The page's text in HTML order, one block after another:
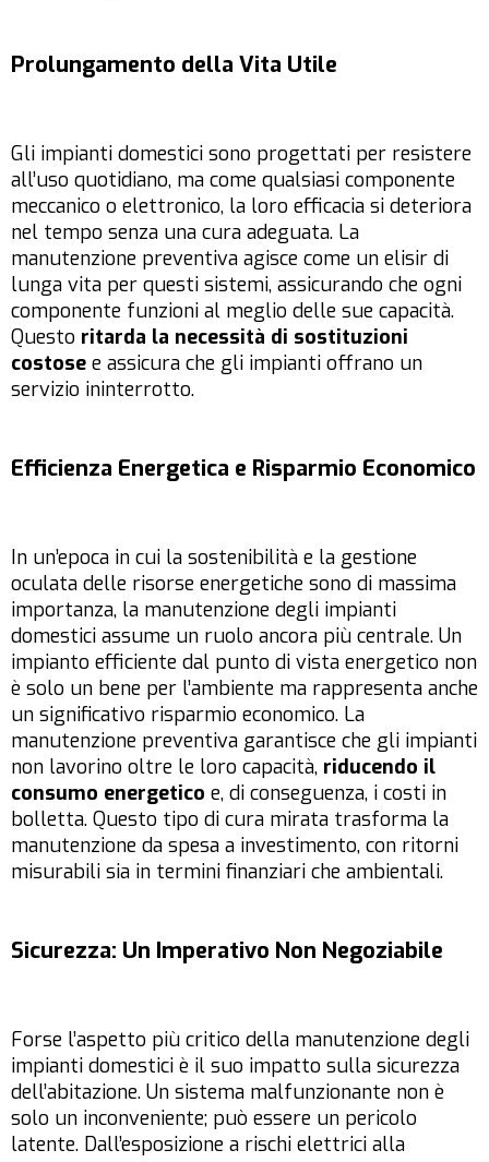
Prolungamento della Vita Utile
Gli impianti domestici sono progettati per resistere
all’uso quotidiano, ma come qualsiasi componente
meccanico o elettronico, la loro efficacia si deteriora
nel tempo senza una cura adeguata. La
manutenzione preventiva agisce come un elisir di
lunga vita per questi sistemi, assicurando che ogni
componente funzioni al meglio delle sue capacità.
Questo ritarda la necessità di sostituzioni
costose e assicura che gli impianti offrano un
servizio ininterrotto.
Efficienza Energetica e Risparmio Economico
In un’epoca in cui la sostenibilità e la gestione
oculata delle risorse energetiche sono di massima
importanza, la manutenzione degli impianti
domestici assume un ruolo ancora più centrale. Un
impianto efficiente dal punto di vista energetico non
è solo un bene per l’ambiente ma rappresenta anche
un significativo risparmio economico. La
manutenzione preventiva garantisce che gli impianti
non lavorino oltre le loro capacità, riducendo il
consumo energetico e, di conseguenza, i costi in
bolletta. Questo tipo di cura mirata trasforma la
manutenzione da spesa a investimento, con ritorni
misurabili sia in termini finanziari che ambientali.
Sicurezza: Un Imperativo Non Negoziabile
Forse l’aspetto più critico della manutenzione degli
impianti domestici è il suo impatto sulla sicurezza
dell’abitazione. Un sistema malfunzionante non è
solo un inconveniente; può essere un pericolo
latente. Dall’esposizione a rischi elettrici alla